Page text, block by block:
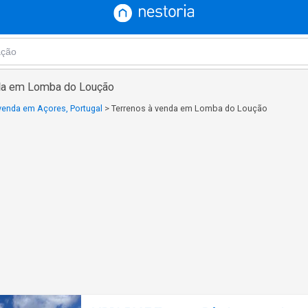
em Lomba do Loução
em Açores, Portugal > Terrenos à venda em Lomba do Loução